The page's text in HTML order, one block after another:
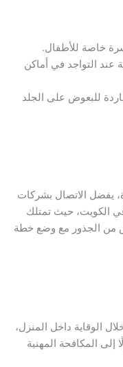
خاصة للأطفال.
عند التواجد في أماكن
للبعوض على الجلد
يفضل الاتصال بشركات
الكويت، حيث تمتلك
من الجذور مع وضع خطة
الوقاية داخل المنزل،
إلى المكافحة المهنية